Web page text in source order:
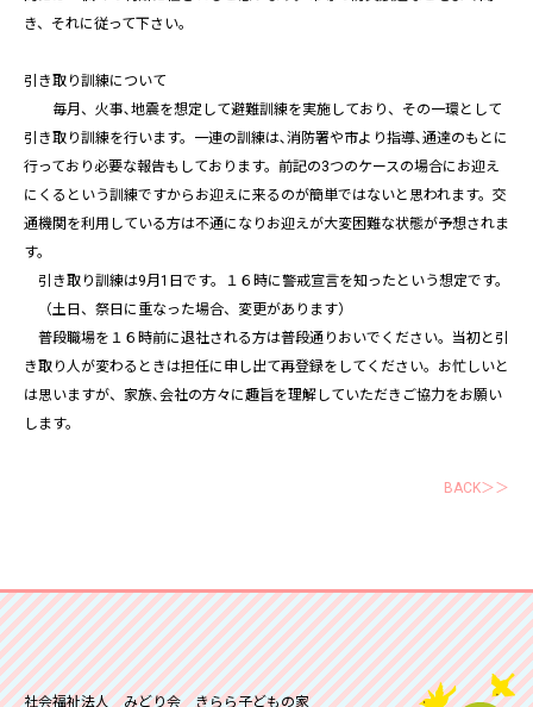
き、それに従って下さい。
引き取り訓練について
毎月、火事､地震を想定して避難訓練を実施しており、その一環として
引き取り訓練を行います。一連の訓練は､消防署や市より指導､通達のもとに
行っており必要な報告もしております。前記の3つのケースの場合にお迎え
にくるという訓練ですからお迎えに来るのが簡単ではないと思われます。交
通機関を利用している方は不通になりお迎えが大変困難な状態が予想されま
す。
引き取り訓練は9月1日です。１６時に警戒宣言を知ったという想定です。
（土日、祭日に重なった場合、変更があります）
普段職場を１６時前に退社される方は普段通りおいでください。当初と引
き取り人が変わるときは担任に申し出て再登録をしてください。お忙しいと
は思いますが、家族､会社の方々に趣旨を理解していただきご協力をお願い
します。
BACK＞＞
社会福祉法人 みどり会 きらら子どもの家